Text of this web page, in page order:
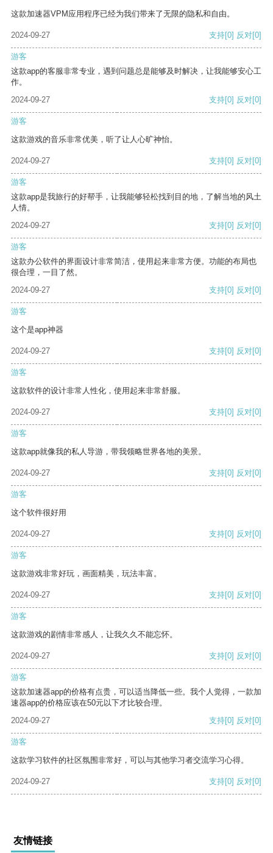
这款加速器VPM应用程序已经为我们带来了无限的隐私和自由。
2024-09-27 支持[0] 反对[0]
游客
这款app的客服非常专业，遇到问题总是能够及时解决，让我能够安心工
作。
2024-09-27
支持[0] 反对[0]
游客
这款游戏的音乐非常优美，听了让人心旷神怡。
2024-09-27 支持[0] 反对[0]
游客
这款app是我旅行的好帮手，让我能够轻松找到目的地，了解当地的风土
人情。
2024-09-27
支持[0] 反对[0]
游客
这款办公软件的界面设计非常简洁，使用起来非常方便。功能的布局也
很合理，一目了然。
2024-09-27
支持[0] 反对[0]
游客
这个是app神器
2024-09-27 支持[0] 反对[0]
游客
这款软件的设计非常人性化，使用起来非常舒服。
2024-09-27 支持[0] 反对[0]
游客
这款app就像我的私人导游，带我领略世界各地的美景。
2024-09-27 支持[0] 反对[0]
游客
这个软件很好用
2024-09-27 支持[0] 反对[0]
游客
这款游戏非常好玩，画面精美，玩法丰富。
2024-09-27 支持[0] 反对[0]
游客
这款游戏的剧情非常感人，让我久久不能忘怀。
2024-09-27 支持[0] 反对[0]
游客
这款加速器app的价格有点贵，可以适当降低一些。我个人觉得，一款加
速器app的价格应该在50元以下才比较合理。
2024-09-27
支持[0] 反对[0]
游客
这款学习软件的社区氛围非常好，可以与其他学习者交流学习心得。
2024-09-27 支持[0] 反对[0]
友情链接